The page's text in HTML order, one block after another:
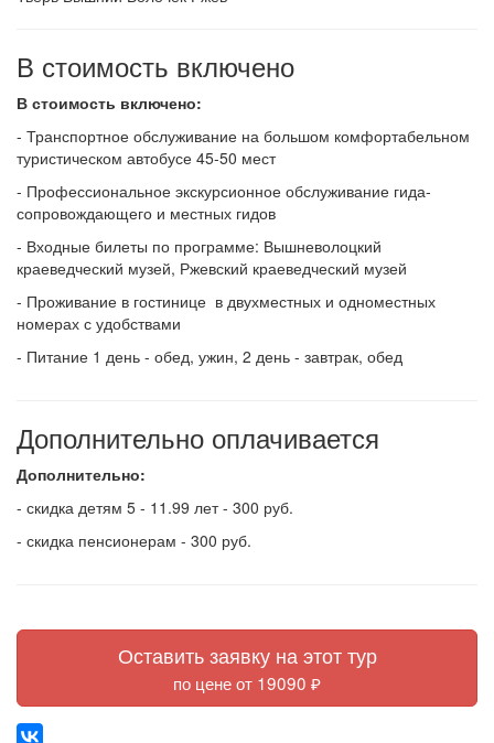
В стоимость включено
В стоимость включено:
- Транспортное обслуживание на большом комфортабельном
туристическом автобусе 45-50 мест
- Профессиональное экскурсионное обслуживание гида-
сопровождающего и местных гидов
- Входные билеты по программе: Вышневолоцкий
краеведческий музей, Ржевский краеведческий музей
- Проживание в гостинице в двухместных и одноместных
номерах с удобствами
- Питание 1 день - обед, ужин, 2 день - завтрак, обед
Дополнительно оплачивается
Дополнительно:
- скидка детям 5 - 11.99 лет - 300 руб.
- скидка пенсионерам - 300 руб.
Оставить заявку на этот тур
по цене от 19090 ₽